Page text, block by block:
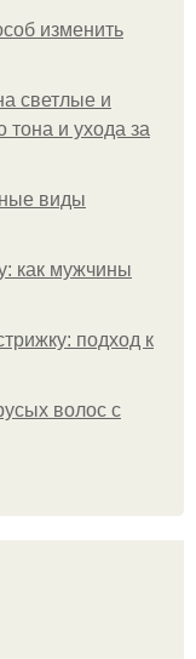
изменить
светлые и
тона и ухода за
виды
как мужчины
подход к
волос с